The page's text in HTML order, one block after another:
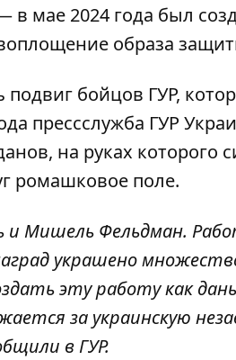
мае 2024 года был
образа
бойцов ГУР,
прессслужба ГУР
на руках которого
ромашковое поле.
и Мишель Фельдман.
украшено
эту работу как
за украинскую
в ГУР.